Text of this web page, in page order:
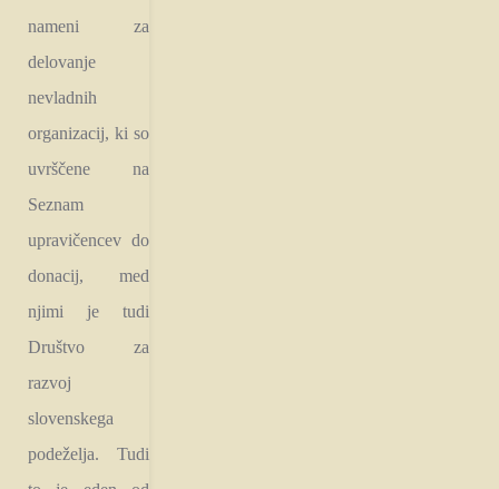
nameni za
delovanje
nevladnih
organizacij, ki so
uvrščene na
Seznam
upravičencev do
donacij, med
njimi je tudi
Društvo za
razvoj
slovenskega
podeželja. Tudi